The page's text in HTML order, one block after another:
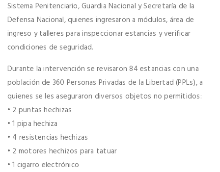
Sistema Penitenciario, Guardia Nacional y Secretaría de la
Defensa Nacional, quienes ingresaron a módulos, área de
ingreso y talleres para inspeccionar estancias y verificar
condiciones de seguridad.
Durante la intervención se revisaron 84 estancias con una
población de 360 Personas Privadas de la Libertad (PPLs), a
quienes se les aseguraron diversos objetos no permitidos:
• 2 puntas hechizas
• 1 pipa hechiza
• 4 resistencias hechizas
• 2 motores hechizos para tatuar
• 1 cigarro electrónico